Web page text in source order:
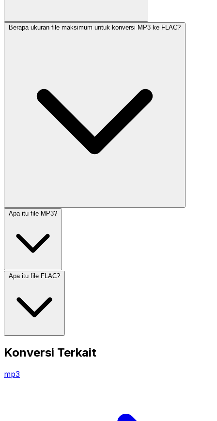
Berapa ukuran file maksimum untuk konversi MP3 ke FLAC?
Apa itu file MP3?
Apa itu file FLAC?
Konversi Terkait
mp3